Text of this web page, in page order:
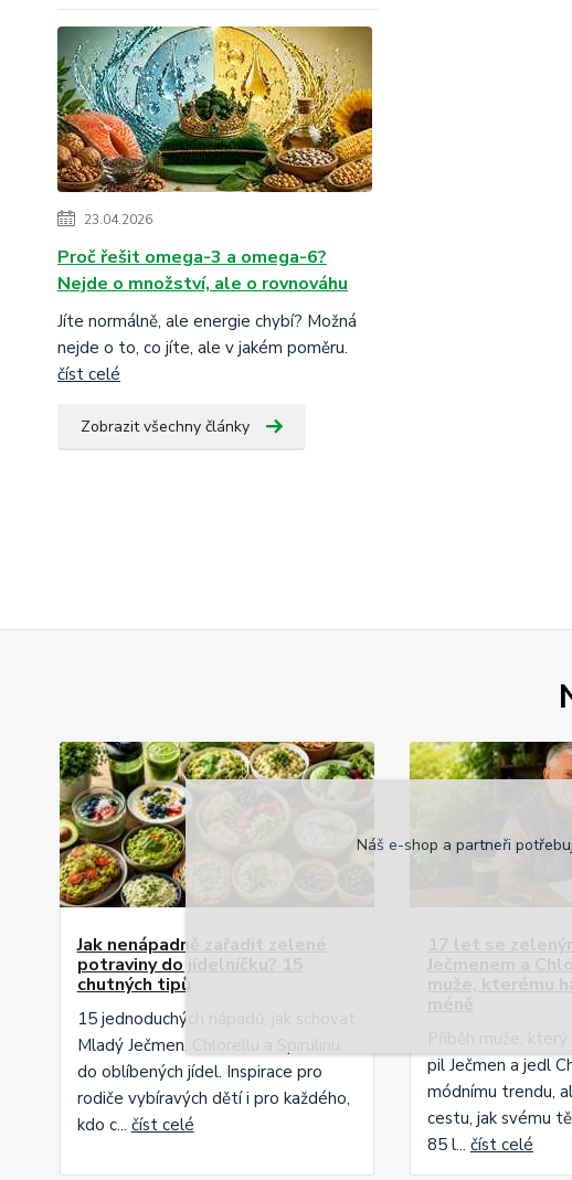
23.04.2026
Proč řešit omega-3 a omega-6?
Nejde o množství, ale o rovnováhu
Jíte normálně, ale energie chybí? Možná
nejde o to, co jíte, ale v jakém poměru.
číst celé
Zobrazit všechny články
Jak nenápadně zařadit zelené
potraviny do jídelníčku? 15
chutných tipů
15 jednoduchých nápadů, jak schovat
Mladý Ječmen, Chlorellu a Spirulinu
do oblíbených jídel. Inspirace pro
rodiče vybíravých dětí i pro každého,
kdo c... číst celé
17 let se
Ječmenem a
muže, kterému
méně
Příběh muže,
pil Ječmen a jedl
módnímu trendu,
cestu, jak svému
85 l... číst celé
Náš e-shop a partneři